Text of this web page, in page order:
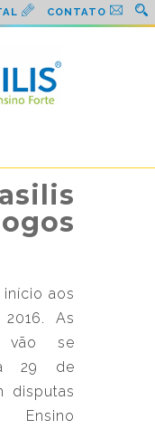
CONTATO
aos
As
vão se
29 de
disputas